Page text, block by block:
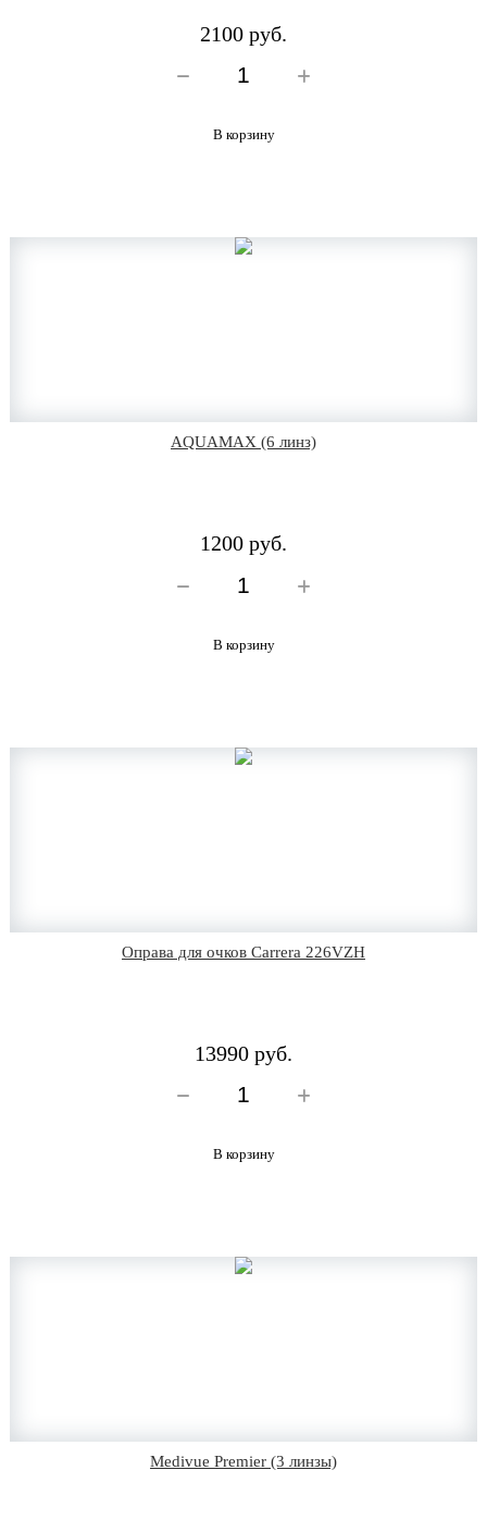
2100 руб.
В корзину
AQUAMAX (6 линз)
1200 руб.
В корзину
Оправа для очков Carrera 226VZH
13990 руб.
В корзину
Medivue Premier (3 линзы)